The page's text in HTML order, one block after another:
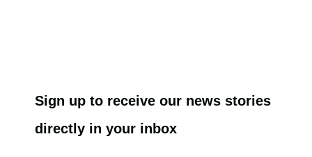
Sign up to receive our news stories
directly in your inbox